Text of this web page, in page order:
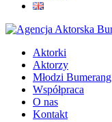
Aktorki
Aktorzy
Młodzi Bumerang
Współpraca
O nas
Kontakt